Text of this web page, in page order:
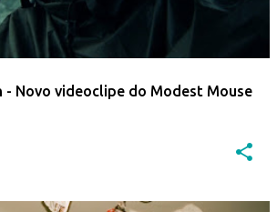
- Novo videoclipe do Modest Mouse